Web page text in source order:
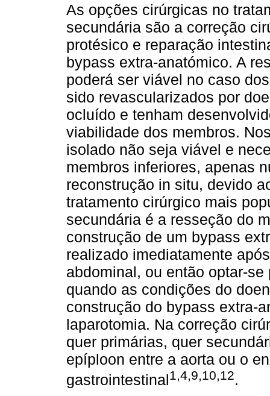
As opções cirúrgicas no
secundária são a correção
protésico e reparação
bypass extra-anatómico. A
poderá ser viável no caso
sido revascularizados por
ocluído e tenham
viabilidade dos membros.
isolado não seja viável e
membros inferiores, apenas
reconstrução in situ, devido
tratamento cirúrgico mais
secundária é a resseção do
construção de um bypass
realizado imediatamente
abdominal, ou então optar-
quando as condições do
construção do bypass extra-
laparotomia. Na correção
quer primárias, quer
epíploon entre a aorta ou o
gastrointestinal1,4,9,10,12.